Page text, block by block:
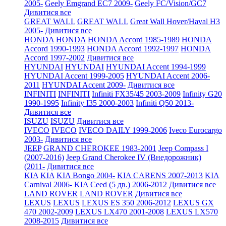
2005- Geely Emgrand EC7 2009- Geely FC/Vision/GC7
Дивитися все
GREAT WALL GREAT WALL Great Wall Hover/Haval H3
2005- Дивитися все
HONDA HONDA HONDA Accord 1985-1989 HONDA
Accord 1990-1993 HONDA Accord 1992-1997 HONDA
Accord 1997-2002 Дивитися все
HYUNDAI HYUNDAI HYUNDAI Accent 1994-1999
HYUNDAI Accent 1999-2005 HYUNDAI Accent 2006-
2011 HYUNDAI Accent 2009- Дивитися все
INFINITI INFINITI Infiniti FX35/45 2003-2009 Infinity G20
1990-1995 Infinity I35 2000-2003 Infiniti Q50 2013-
Дивитися все
ISUZU ISUZU Дивитися все
IVECO IVECO IVECO DAILY 1999-2006 Iveco Eurocargo
2003- Дивитися все
JEEP GRAND CHEROKEE 1983-2001 Jeep Compass I
(2007-2016) Jeep Grand Cherokee IV (Внедорожник)
(2011- Дивитися все
KIA KIA KIA Bongo 2004- KIA CARENS 2007-2013 KIA
Carnival 2006- KIA Ceed (5 дв.) 2006-2012 Дивитися все
LAND ROVER LAND ROVER Дивитися все
LEXUS LEXUS LEXUS ES 350 2006-2012 LEXUS GX
470 2002-2009 LEXUS LX470 2001-2008 LEXUS LX570
2008-2015 Дивитися все